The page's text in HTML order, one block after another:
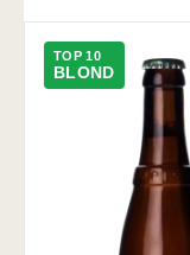
TOP 10
BLOND